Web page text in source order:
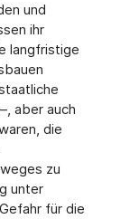
und
ihr
langfristige
aber auch
die
zu
unter
für die